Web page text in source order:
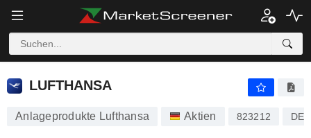
LUFTHANSA
LUFTHANSA
Anlageprodukte Lufthansa Aktien 823212